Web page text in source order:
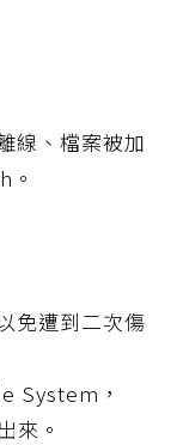
線、檔案被加
免遭到二次傷
System，
來。